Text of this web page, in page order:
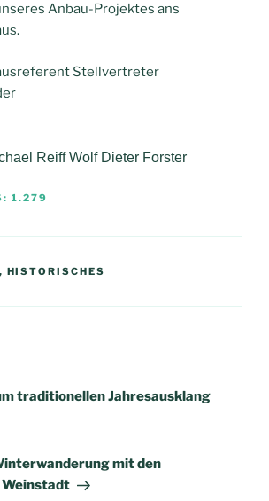
Anbau-Projektes ans
Stellvertreter
Reiff Wolf Dieter Forster
1.279
, HISTORISCHES
traditionellen Jahresausklang
mit den